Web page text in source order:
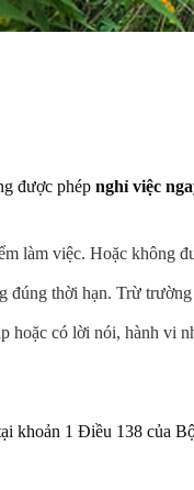
được phép nghỉ việc
làm việc. Hoặc không
đúng thời hạn. Trừ
hoặc có lời nói, hành vi
khoản 1 Điều 138 của